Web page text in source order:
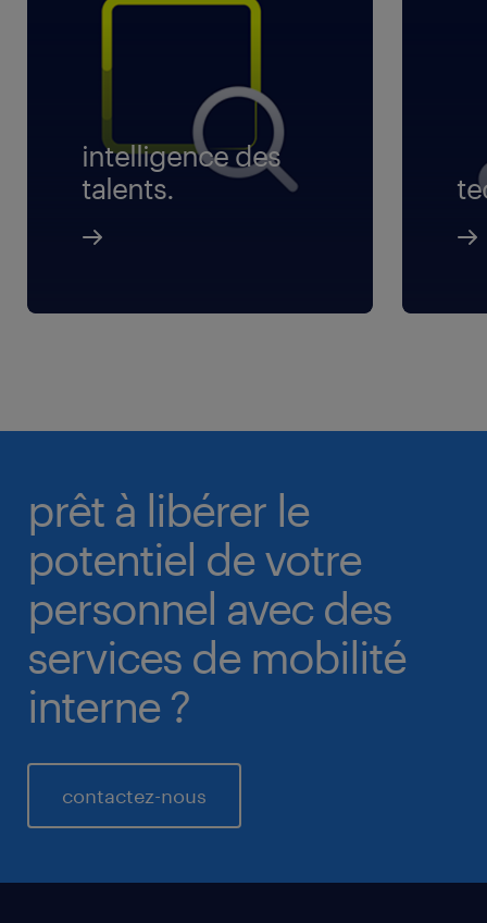
intelligence des
talents.
prêt à libérer le
potentiel de votre
personnel avec des
services de mobilité
interne ?
contactez-nous